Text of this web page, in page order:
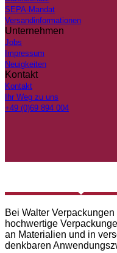
SEPA-Mandat
Versandinformationen
Unternehmen
Jobs
Impressum
Neuigkeiten
Kontakt
Kontakt
Ihr Weg zu uns
+49 (0)69 894 004
Bei Walter
hochwertige
an Materialien und in
denkbaren